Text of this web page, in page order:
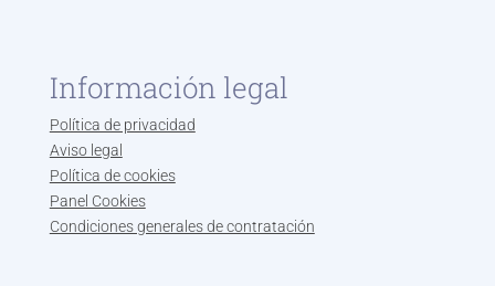
Información legal
Política de privacidad
Aviso legal
Política de cookies
Panel Cookies
Condiciones generales de contratación